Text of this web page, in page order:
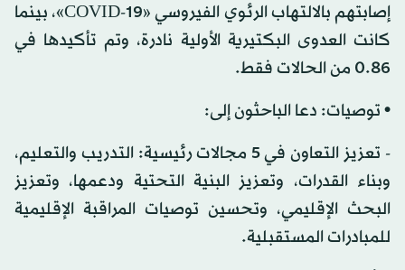
إصابتهم بالالتهاب الرئوي الفيروسي «COVID-19»، بينما
كانت العدوى البكتيرية الأولية نادرة، وتم تأكيدها في
0.86 من الحالات فقط.
• توصيات: دعا الباحثون إلى:
- تعزيز التعاون في 5 مجالات رئيسية: التدريب والتعليم،
وبناء القدرات، وتعزيز البنية التحتية ودعمها، وتعزيز
البحث الإقليمي، وتحسين توصيات المراقبة الإقليمية
للمبادرات المستقبلية.